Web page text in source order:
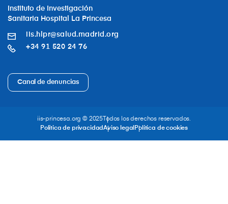
Instituto de Investigación
Sanitaria Hospital La Princesa
iis.hlpr@salud.madrid.org
+34 91 520 24 76
Canal de denuncias
iis-princesa.org © 2025 Todos los derechos reservados.
Política de privacidadAviso legal Política de cookies